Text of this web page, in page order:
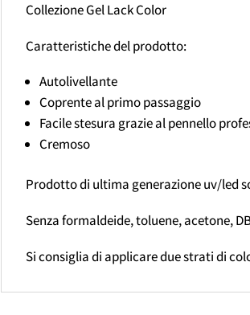
Collezione Gel Lack Color
Caratteristiche del prodotto:
Autolivellante
Coprente al primo passaggio
Facile stesura grazie al pennello
Cremoso
Prodotto di ultima generazione uv/led
Senza formaldeide, toluene, acetone,
Si consiglia di applicare due strati di